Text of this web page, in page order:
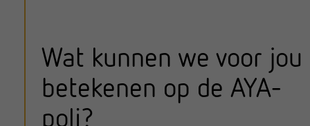
Wat kunnen we voor jou
betekenen op de AYA-
poli?